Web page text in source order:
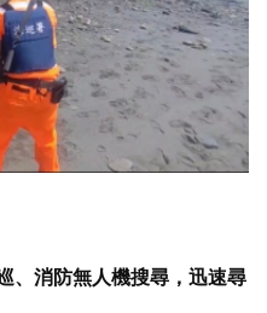
、消防無人機搜尋，迅速尋